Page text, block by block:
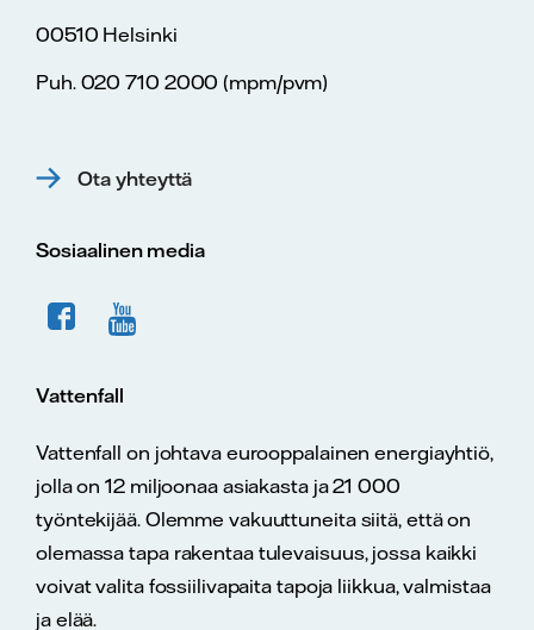
00510 Helsinki
Puh. 020 710 2000 (mpm/pvm)
Ota yhteyttä
Sosiaalinen media
Vattenfall
Vattenfall on johtava eurooppalainen energiayhtiö,
jolla on 12 miljoonaa asiakasta ja 21 000
työntekijää. Olemme vakuuttuneita siitä, että on
olemassa tapa rakentaa tulevaisuus, jossa kaikki
voivat valita fossiilivapaita tapoja liikkua, valmistaa
ja elää.